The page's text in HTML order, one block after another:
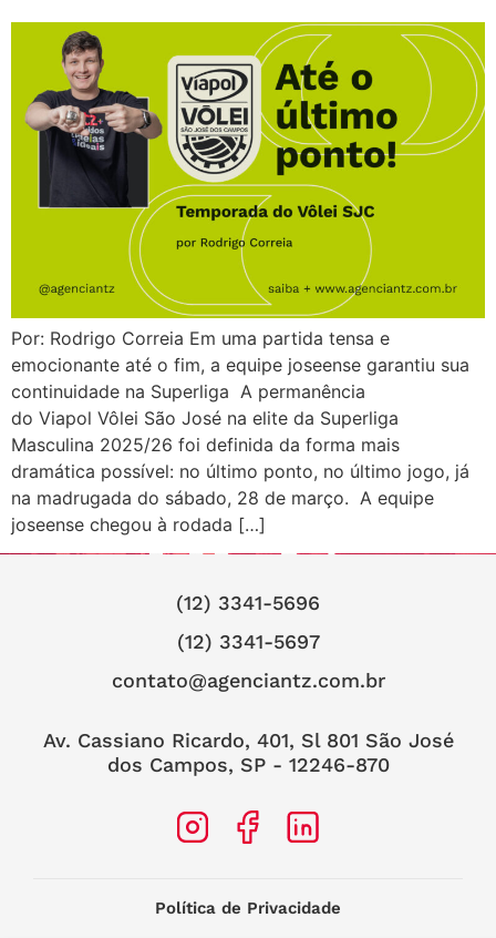
Por: Rodrigo Correia Em uma partida tensa e
emocionante até o fim, a equipe joseense garantiu sua
continuidade na Superliga A permanência
do Viapol Vôlei São José na elite da Superliga
Masculina 2025/26 foi definida da forma mais
dramática possível: no último ponto, no último jogo, já
na madrugada do sábado, 28 de março. A equipe
joseense chegou à rodada […]
(12) 3341-5696
(12) 3341-5697
contato@agenciantz.com.br
Av. Cassiano Ricardo, 401, Sl 801 São José
dos Campos, SP - 12246-870
Política de Privacidade